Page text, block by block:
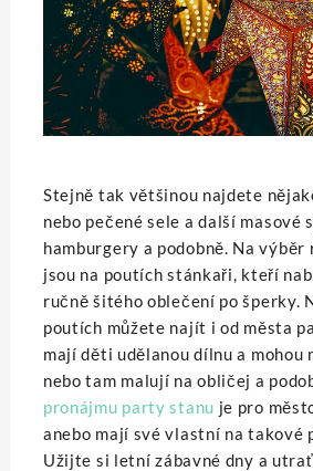
Stejně tak většinou najdete
nebo pečené sele a další masové
hamburgery a podobně. Na výběr
jsou na poutích stánkaři, kteří
ručně šitého oblečení po šperky.
poutích můžete najít i od města
mají děti udělanou dílnu a mohou
nebo tam malují na obličej a
pronájmu party stanu je pro
anebo mají své vlastní na takové
Užijte si letní zábavné dny a